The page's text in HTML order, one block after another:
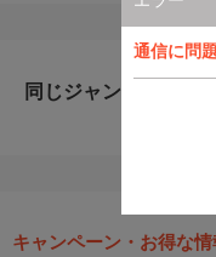
通信に問
同じジャンルのおすす
キャンペーン・お得な情